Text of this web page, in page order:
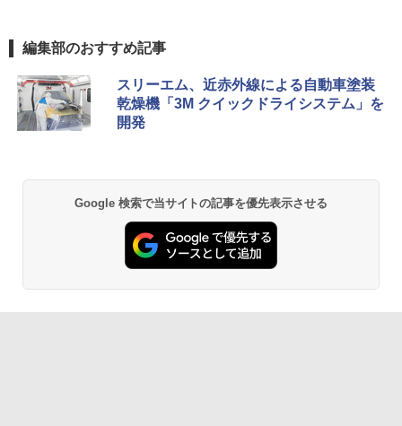
編集部のおすすめ記事
スリーエム、近赤外線による自動車塗装
乾燥機「3M クイックドライシステム」を
開発
Google 検索で当サイトの記事を優先表示させる